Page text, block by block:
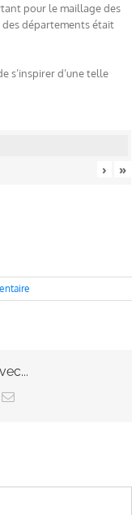
pour le maillage des
des départements était
s’inspirer d’une telle
› »
Email